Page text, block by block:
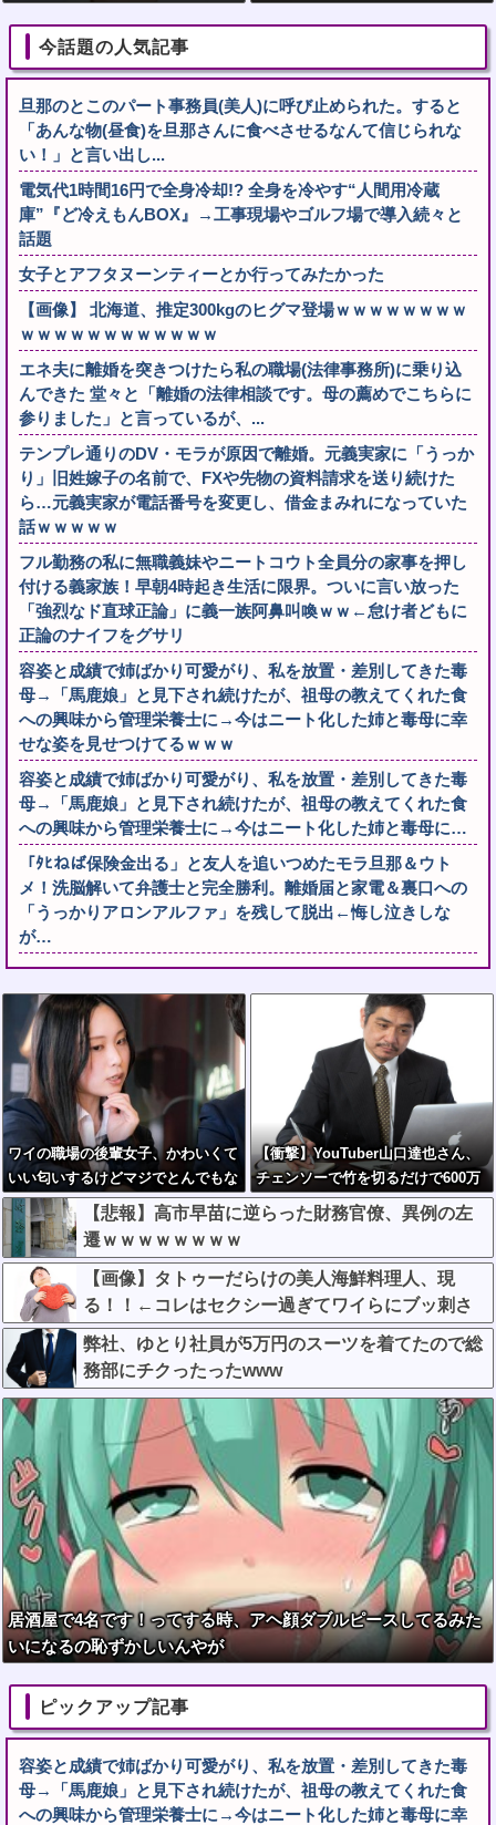
今話題の人気記事
旦那のとこのパート事務員(美人)に呼び止められた。すると
「あんな物(昼食)を旦那さんに食べさせるなんて信じられな
い！」と言い出し...
電気代1時間16円で全身冷却!? 全身を冷やす“人間用冷蔵
庫”『ど冷えもんBOX』→工事現場やゴルフ場で導入続々と
話題
女子とアフタヌーンティーとか行ってみたかった
【画像】 北海道、推定300kgのヒグマ登場ｗｗｗｗｗｗｗｗ
ｗｗｗｗｗｗｗｗｗｗｗｗ
エネ夫に離婚を突きつけたら私の職場(法律事務所)に乗り込
んできた 堂々と「離婚の法律相談です。母の薦めでこちらに
参りました」と言っているが、...
テンプレ通りのDV・モラが原因で離婚。元義実家に「うっか
り」旧姓嫁子の名前で、FXや先物の資料請求を送り続けた
ら…元義実家が電話番号を変更し、借金まみれになっていた
話ｗｗｗｗｗ
フル勤務の私に無職義妹やニートコウト全員分の家事を押し
付ける義家族！早朝4時起き生活に限界。ついに言い放った
「強烈なド直球正論」に義一族阿鼻叫喚ｗｗ←怠け者どもに
正論のナイフをグサリ
容姿と成績で姉ばかり可愛がり、私を放置・差別してきた毒
母→「馬鹿娘」と見下され続けたが、祖母の教えてくれた食
への興味から管理栄養士に→今はニート化した姉と毒母に幸
せな姿を見せつけてるｗｗｗ
容姿と成績で姉ばかり可愛がり、私を放置・差別してきた毒
母→「馬鹿娘」と見下され続けたが、祖母の教えてくれた食
への興味から管理栄養士に→今はニート化した姉と毒母に…
「ﾀﾋねば保険金出る」と友人を追いつめたモラ旦那＆ウト
メ！洗脳解いて弁護士と完全勝利。離婚届と家電＆裏口への
「うっかりアロンアルファ」を残して脱出←悔し泣きしな
が…
ワイの職場の後輩女子、かわいくて
いい匂いするけどマジでとんでもな
く無能
【衝撃】YouTuber山口達也さん、
チェンソーで竹を切るだけで600万
再生を突破してしまう←正直、こう
言うのでいいんだよなw w w w w w
【悲報】高市早苗に逆らった財務官僚、異例の左
遷ｗｗｗｗｗｗｗｗ
【画像】タトゥーだらけの美人海鮮料理人、現
る！！←コレはセクシー過ぎてワイらにブッ刺さ
りまくりw w w w w w w w w
弊社、ゆとり社員が5万円のスーツを着てたので総
務部にチクったったwww
居酒屋で4名です！ってする時、アヘ顔ダブルピースしてるみた
いになるの恥ずかしいんやが
ピックアップ記事
容姿と成績で姉ばかり可愛がり、私を放置・差別してきた毒
母→「馬鹿娘」と見下され続けたが、祖母の教えてくれた食
への興味から管理栄養士に→今はニート化した姉と毒母に幸